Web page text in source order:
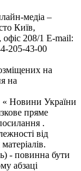
медіа –
Київ,
208/1 E-mail:
205-43-00
на
на
« Новини України
пряме
.
від
- повинна бути
абзаці